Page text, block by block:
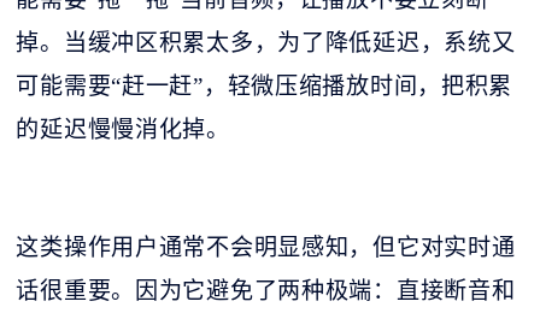
掉。当缓冲区积累太多，为了降低延迟，系统又
可能需要“赶一赶”，轻微压缩播放时间，把积累
的延迟慢慢消化掉。
这类操作用户通常不会明显感知，但它对实时通
话很重要。因为它避免了两种极端：直接断音和